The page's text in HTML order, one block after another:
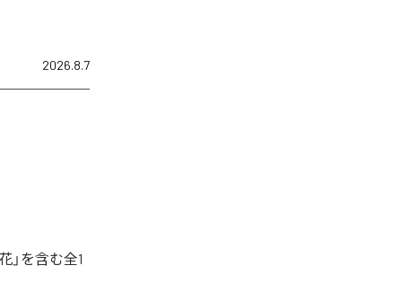
2026.8.7
」を含む全1